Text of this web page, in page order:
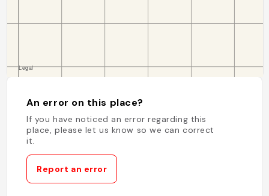
An error on this place?
If you have noticed an error regarding this
place, please let us know so we can correct
it.
Report an error